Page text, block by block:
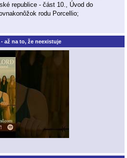
republice - část 10., Úvod do
rodu Porcellio;
až na to, že neexistuje